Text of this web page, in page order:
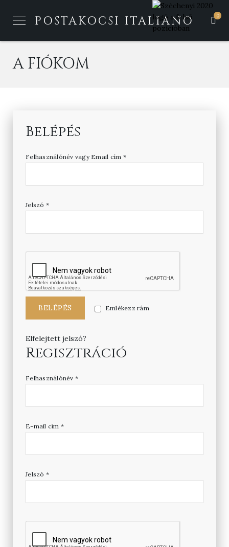
POSTAKOCSI ITALIANO 0
A FIÓKOM
Belépés
Felhasználónév vagy Email cím *
Jelszó *
BELÉPÉS Emlékezz rám
Elfelejtett jelszó?
Regisztráció
Felhasználónév *
E-mail cím *
Jelszó *